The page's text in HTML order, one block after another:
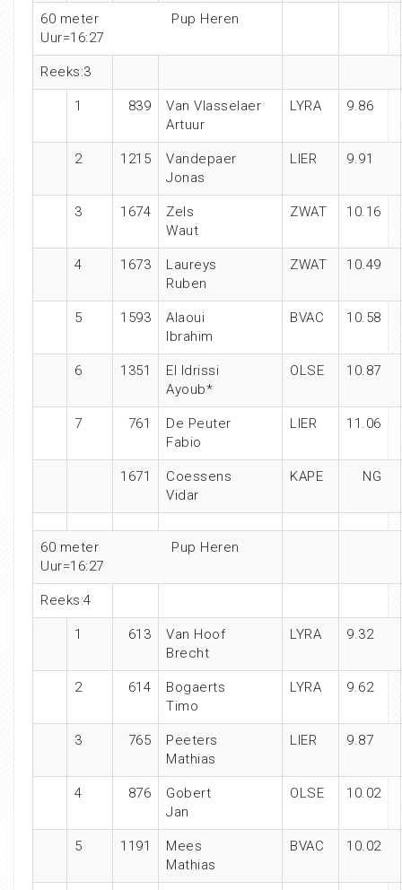
60 meter
Pup Heren
Uur=16:27
Reeks:3
1 839
Van Vlasselaer
Artuur
LYRA 9.86
2 1215
Vandepaer
Jonas
LIER 9.91
3 1674
Zels
Waut
ZWAT 10.16
4 1673
Laureys
Ruben
ZWAT 10.49
5 1593
Alaoui
Ibrahim
BVAC 10.58
6 1351
El Idrissi
Ayoub*
OLSE 10.87
7 761
De Peuter
Fabio
LIER 11.06
1671
Coessens
Vidar
KAPE NG
60 meter
Pup Heren
Uur=16:27
Reeks:4
1 613
Van Hoof
Brecht
LYRA 9.32
2 614
Bogaerts
Timo
LYRA 9.62
3 765
Peeters
Mathias
LIER 9.87
4 876
Gobert
Jan
OLSE 10.02
5 1191
Mees
Mathias
BVAC 10.02